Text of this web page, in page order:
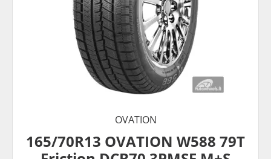
OVATION
165/70R13 OVATION W588 79T